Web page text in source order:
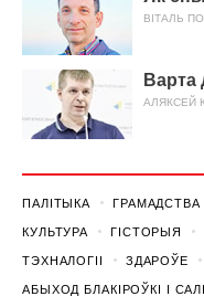
ВІТАЛЬ
Варта
АЛЯКСЕЙ
ПАЛІТЫКА ГРАМАДСТВА
КУЛЬТУРА ГІСТОРЫЯ
ТЭХНАЛОГІІ ЗДАРОЎЕ
АБЫХОД БЛАКІРОЎКІ І